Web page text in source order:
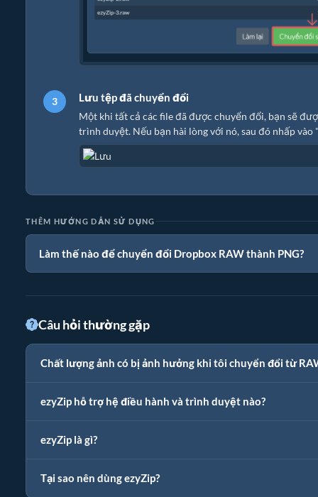
Lưu tệp đã chuyển đổi
Một khi tất cả các file đã được chuyển đổi, bạn sẽ
trình duyệt. Nếu bạn hài lòng với nó, sau đó nhấp
THÊM HƯỚNG DẪN SỬ DỤNG
Làm thế nào để chuyển đổi Dropbox RAW thành PNG?
Câu hỏi thường gặp
Chất lượng ảnh có bị ảnh hưởng khi tôi chuyển đổi từ
ezyZip hỗ trợ hệ điều hành và trình duyệt nào?
ezyZip là gì?
Tại sao nên dùng ezyZip?